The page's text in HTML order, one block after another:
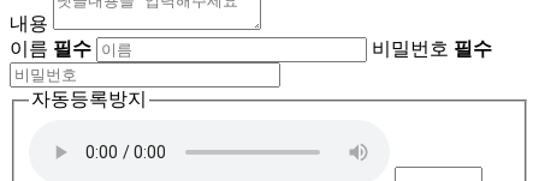
내용
이름 필수 비밀번호 필수
자동등록방지